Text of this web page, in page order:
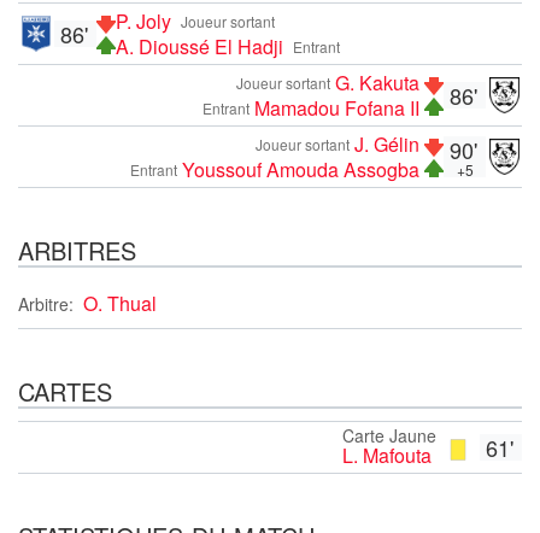
Joueur sortant
P. Joly
Entrant
A. Dioussé El Hadji
86'
86'
Joueur sortant G. Kakuta
Entrant Mamadou Fofana II
90'
+5
Joueur sortant J. Gélin
Entrant Youssouf Amouda Assogba
ARBITRES
Arbitre: O. Thual
CARTES
61'
Carte Jaune
L. Mafouta